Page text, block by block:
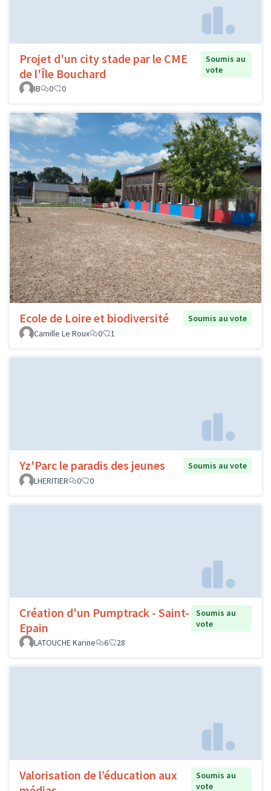
Projet d'un city stade par le CME
de l'Île Bouchard
Soumis au
vote
IB
0 0
Ecole de Loire et biodiversité
Soumis au vote
Camille Le Roux
0 1
Yz'Parc le paradis des jeunes
Soumis au vote
LHERITIER
0 0
Création d'un Pumptrack - Saint-
Epain
Soumis au
vote
LATOUCHE Karine
6 28
Valorisation de l’éducation aux
Soumis au
vote